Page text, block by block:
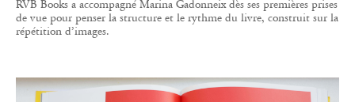
RVB Books a accompagné Marina Gadonneix dès ses premières prises
de vue pour penser la structure et le rythme du livre, construit sur la
répétition d’images.